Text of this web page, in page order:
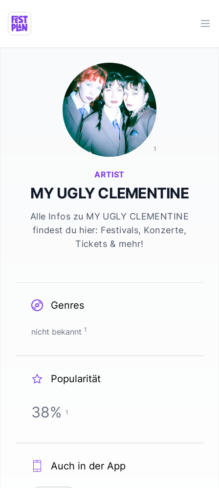
ARTIST
MY UGLY CLEMENTINE
Alle Infos zu MY UGLY CLEMENTINE
findest du hier: Festivals, Konzerte,
Tickets & mehr!
1
Genres
nicht bekannt 1
Popularität
38% 1
Auch in der App